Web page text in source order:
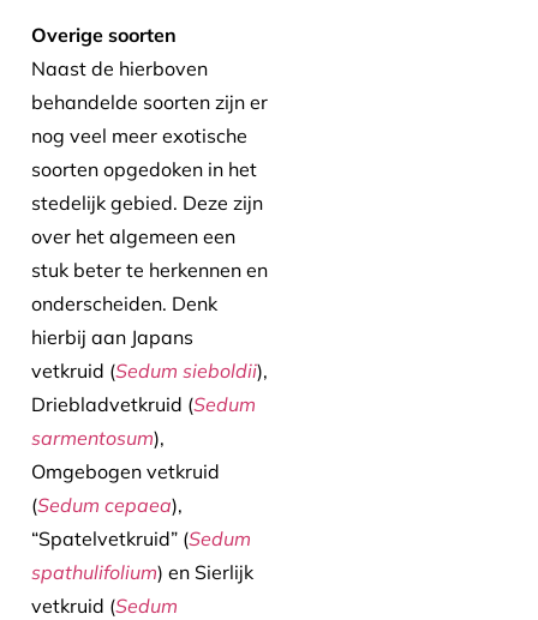
Overige soorten
Naast de hierboven
behandelde soorten zijn er
nog veel meer exotische
soorten opgedoken in het
stedelijk gebied. Deze zijn
over het algemeen een
stuk beter te herkennen en
onderscheiden. Denk
hierbij aan Japans
vetkruid (Sedum sieboldii),
Driebladvetkruid (Sedum
sarmentosum),
Omgebogen vetkruid
(Sedum cepaea),
“Spatelvetkruid” (Sedum
spathulifolium) en Sierlijk
vetkruid (Sedum